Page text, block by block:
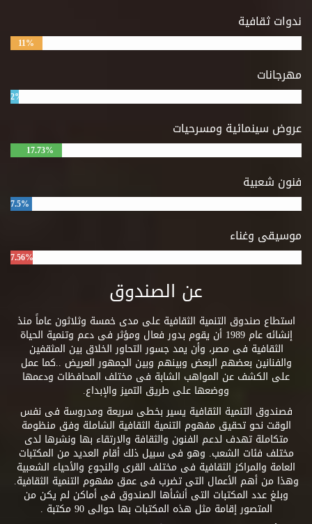
ندوات ثقافية
11%
مهرجانات
2%
عروض سينمائية ومسرحيات
17.73%
فنون شعبية
7.5%
موسيقى وغناء
7.56%
عن الصندوق
استطاع صندوق التنمية الثقافية على مدى خمسة وثلاثون عاماً منذ
إنشائه عام 1989 أن يقوم بدور فعال ومؤثر فى دعم وتنمية الحياة
الثقافية فى مصر، وأن يمد جسور التحاور الخلاق بين المثقفين
والفنانين بعضهم البعض وبينهم وبين الجمهور العريض ..كما عمل
على الكشف عن المواهب الشابة فى مختلف المحافظات ودعمها
ووضعها على طريق التميز والإبداع.
فصندوق التنمية الثقافية يسير بخطى سريعة ومدروسة فى نفس
الوقت نحو تحقيق مفهوم التنمية الثقافية الشاملة وفق منظومة
متكاملة تهدف لدعم الفنون والثقافة والارتقاء بها ونشرها لدى
مختلف فئات الشعب. وهو فى سبيل ذلك أقام العديد من المكتبات
العامة والمراكز الثقافية فى مختلف القرى والنجوع والأحياء الشعبية
وهذا من أهم الأعمال التى تضرب فى عمق مفهوم التنمية الثقافية.
وبلغ عدد المكتبات التى أنشأها الصندوق فى أماكن لم يكن من
المتصور إقامة مثل هذه المكتبات بها حوالى 90 مكتبة .